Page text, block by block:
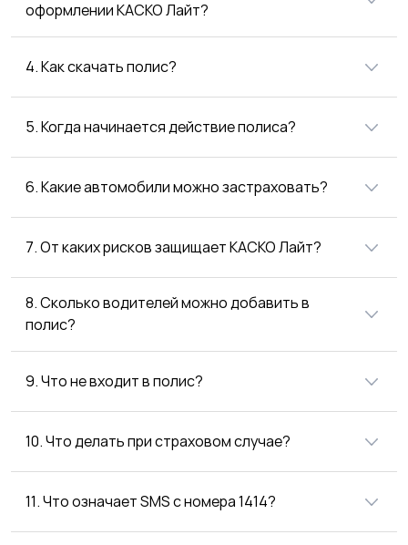
оформлении КАСКО Лайт?
4. Как скачать полис?
5. Когда начинается действие полиса?
6. Какие автомобили можно застраховать?
7. От каких рисков защищает КАСКО Лайт?
8. Сколько водителей можно добавить в
полис?
9. Что не входит в полис?
10. Что делать при страховом случае?
11. Что означает SMS с номера 1414?